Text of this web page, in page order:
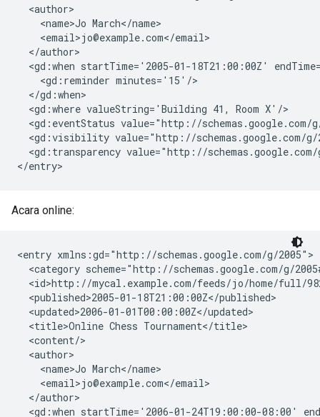
  <author>
    <name>Jo March</name>
    <email>jo@example.com</email>
  </author>
<gd:when startTime='2005-01-18T21:00:00Z'
    <gd:reminder minutes='15'/>
  </gd:when>
  <gd:where valueString='Building 41, Room X'/>
<gd:eventStatus value="http://schemas.google.com/
<gd:visibility value="http://schemas.google.com/
<gd:transparency value="http://
</entry>
Acara online:
<entry xmlns:gd="http://schemas.google.com/g/2005">
<category scheme="http://schemas.google.com/g/
<id>http://mycal.example.com/feeds/jo/home/full/
  <published>2005-01-18T21:00:00Z</published>
  <updated>2006-01-01T00:00:00Z</updated>
  <title>Online Chess Tournament</title>
  <content/>
  <author>
    <name>Jo March</name>
    <email>jo@example.com</email>
  </author>
<gd:when startTime='2006-01-24T19:00:00-08:00'